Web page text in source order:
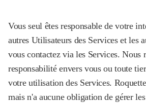
Vous seul êtes responsable de votre
autres Utilisateurs des Services et les
vous contactez via les Services. Nous
responsabilité envers vous ou toute
votre utilisation des Services.
mais n'a aucune obligation de gérer